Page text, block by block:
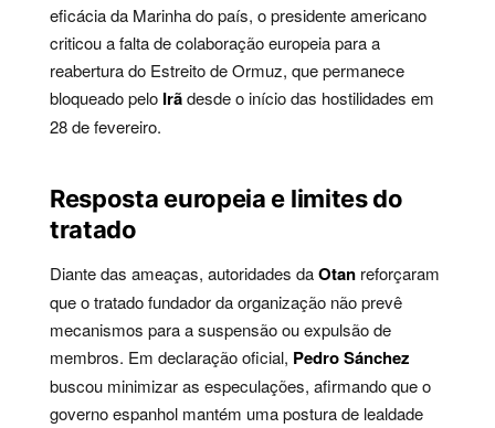
eficácia da Marinha do país, o presidente americano
criticou a falta de colaboração europeia para a
reabertura do Estreito de Ormuz, que permanece
bloqueado pelo Irãdesde o início das hostilidades em
28 de fevereiro.
Resposta europeia e limites do
tratado
Diante das ameaças, autoridades daOtan reforçaram
que o tratado fundador da organização não prevê
mecanismos para a suspensão ou expulsão de
membros. Em declaração oficial, Pedro Sánchez
buscou minimizar as especulações, afirmando que o
governo espanhol mantém uma postura de lealdade